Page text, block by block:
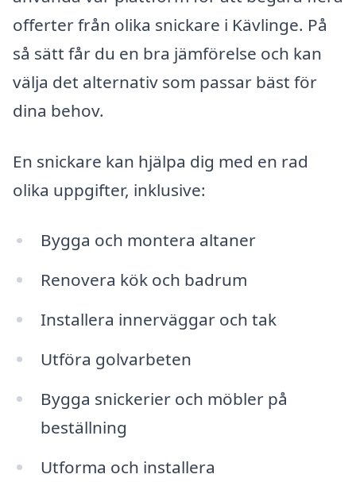
offerter från olika snickare i Kävlinge. På
så sätt får du en bra jämförelse och kan
välja det alternativ som passar bäst för
dina behov.
En snickare kan hjälpa dig med en rad
olika uppgifter, inklusive:
Bygga och montera altaner
Renovera kök och badrum
Installera innerväggar och tak
Utföra golvarbeten
Bygga snickerier och möbler på
beställning
Utforma och installera